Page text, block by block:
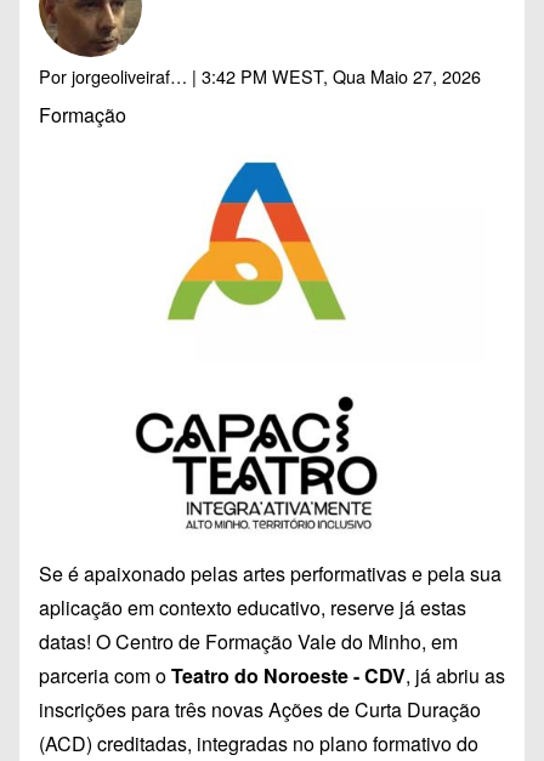
Porjorgeoliveiraf… | 3:42 PM WEST, Qua Maio 27, 2026
Formação
Se é apaixonado pelas artes performativas e pela sua
aplicação em contexto educativo, reserve já estas
datas! O Centro de Formação Vale do Minho, em
parceria com oTeatro do Noroeste - CDV, já abriu as
inscrições para três novas Ações de Curta Duração
(ACD) creditadas, integradas no plano formativo do